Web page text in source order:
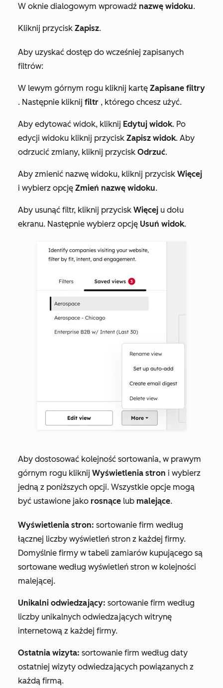
W oknie dialogowym wprowadź nazwę widoku.
Kliknij przycisk Zapisz.
Aby uzyskać dostęp do wcześniej zapisanych
filtrów:
W lewym górnym rogu kliknij kartę Zapisane filtry
. Następnie kliknij filtr , którego chcesz użyć.
Aby edytować widok, kliknij Edytuj widok. Po
edycji widoku kliknij przycisk Zapisz widok. Aby
odrzucić zmiany, kliknij przycisk Odrzuć.
Aby zmienić nazwę widoku, kliknij przycisk Więcej
i wybierz opcję Zmień nazwę widoku.
Aby usunąć filtr, kliknij przycisk Więcej u dołu
ekranu. Następnie wybierz opcję Usuń widok.
Aby dostosować kolejność sortowania, w prawym
górnym rogu kliknij Wyświetlenia stron i wybierz
jedną z poniższych opcji. Wszystkie opcje mogą
być ustawione jako rosnące lub malejące.
Wyświetlenia stron: sortowanie firm według
łącznej liczby wyświetleń stron z każdej firmy.
Domyślnie firmy w tabeli zamiarów kupującego są
sortowane według wyświetleń stron w kolejności
malejącej.
Unikalni odwiedzający: sortowanie firm według
liczby unikalnych odwiedzających witrynę
internetową z każdej firmy.
Ostatnia wizyta: sortowanie firm według daty
ostatniej wizyty odwiedzających powiązanych z
każdą firmą.